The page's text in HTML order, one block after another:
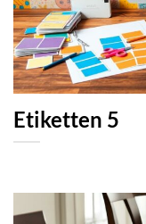
Etiketten 5